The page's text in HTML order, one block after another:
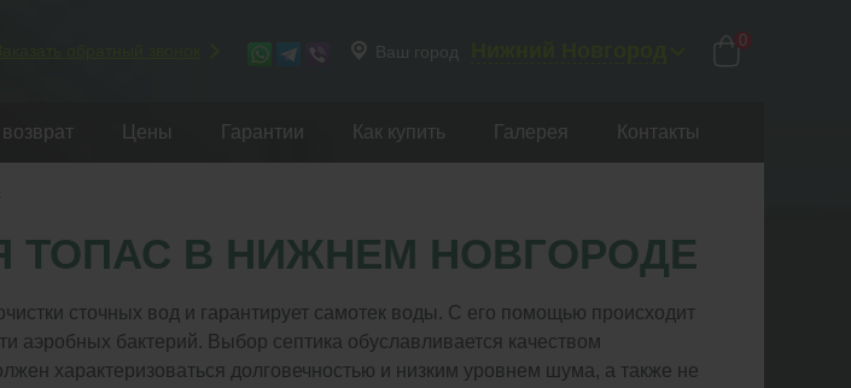
Ваш город
0
Цены Гарантии Как купить Галерея Контакты
ТОПАС В НИЖНЕМ НОВГОРОДЕ
сточных вод и гарантирует самотек воды. С его помощью происходит
аэробных бактерий. Выбор септика обуславливается качеством
характеризоваться долговечностью и низким уровнем шума, а также не